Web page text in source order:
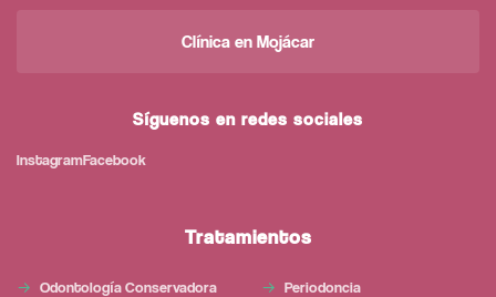
Clínica en Mojácar
Síguenos en redes sociales
InstagramFacebook
Tratamientos
Odontología Conservadora
Periodoncia